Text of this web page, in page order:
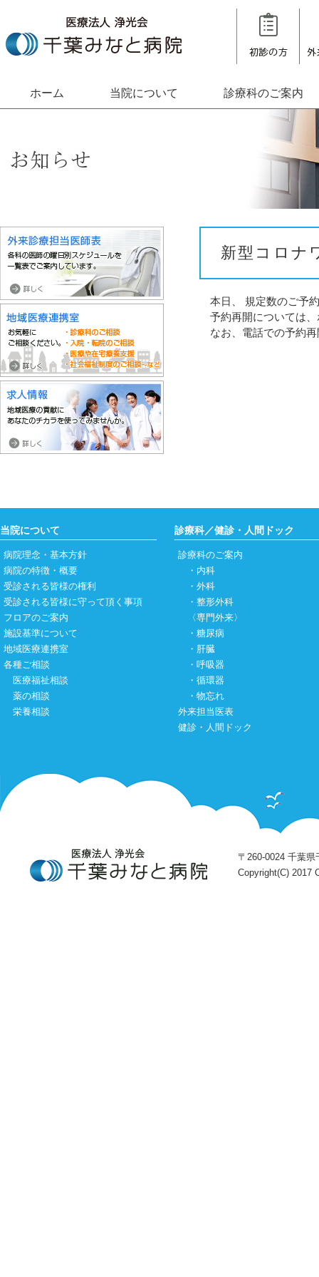
ホーム 当院について 診療科のご案内
新型コロナ
本日、 規定数のご予
予約再開については、
なお、電話での予約再
当院について
病院理念・基本方針
病院の特徴・概要
受診される皆様の権利
受診される皆様に守って頂く事項
フロアのご案内
施設基準について
地域医療連携室
各種ご相談
医療福祉相談
薬の相談
栄養相談
診療科／健診・人間ドック
診療科のご案内
・ 内科
・ 外科
・ 整形外科
〈専門外来〉
・ 糖尿病
・ 肝臓
・ 呼吸器
・ 循環器
・ 物忘れ
外来担当医表
健診・人間ドック
〒260-0024 千葉
Copyright(C) 2017